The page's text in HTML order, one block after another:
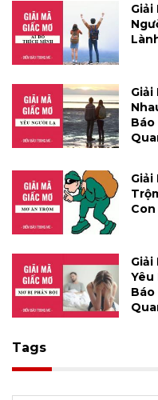
Giải
Giải
Báo
Giải
Giải
Yêu
Báo
Tags